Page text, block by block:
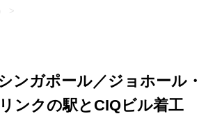
>
ンガポール／ジョホール・
ンクの駅とCIQビル着工